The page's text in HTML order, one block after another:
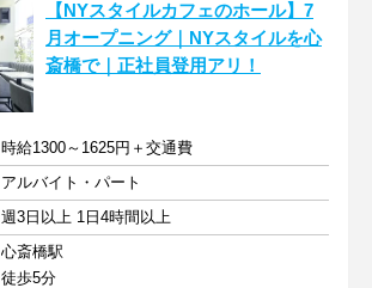
【NYスタイルカフェのホール】7
月オープニング｜NYスタイルを心
斎橋で｜正社員登用アリ！
時給1300～1625円＋交通費
アルバイト・パート
週3日以上 1日4時間以上
心斎橋駅
徒歩5分